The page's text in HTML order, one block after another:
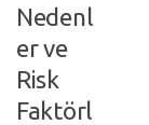
Nedenl
er ve
Risk
Faktörl